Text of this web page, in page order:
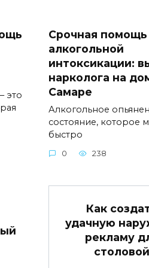
это
Срочная помощь
алкогольной
интоксикации:
нарколога на
Самаре
Алкогольное
состояние, которое
быстро
0 238
Как
удачную
рекламу
столовой